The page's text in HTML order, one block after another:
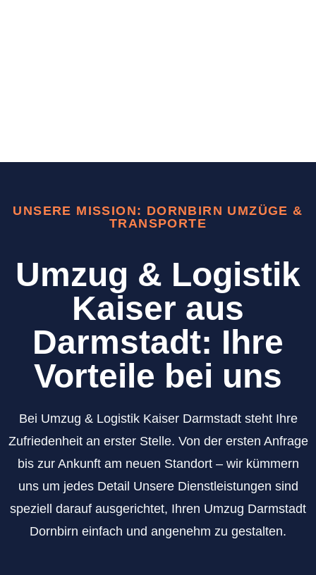
UNSERE MISSION: DORNBIRN UMZÜGE &
TRANSPORTE
Umzug & Logistik
Kaiser aus
Darmstadt: Ihre
Vorteile bei uns
Bei Umzug & Logistik Kaiser Darmstadt steht Ihre
Zufriedenheit an erster Stelle. Von der ersten Anfrage
bis zur Ankunft am neuen Standort – wir kümmern
uns um jedes Detail Unsere Dienstleistungen sind
speziell darauf ausgerichtet, Ihren Umzug Darmstadt
Dornbirn einfach und angenehm zu gestalten.